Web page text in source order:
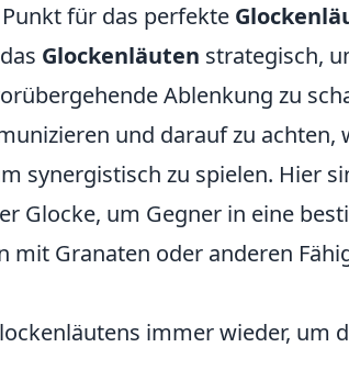
für das perfekte
Glockenläuten strategisch,
Ablenkung zu
und darauf zu achten,
synergistisch zu spielen. Hier
Glocke, um Gegner in eine
mit Granaten oder anderen
immer wieder, um